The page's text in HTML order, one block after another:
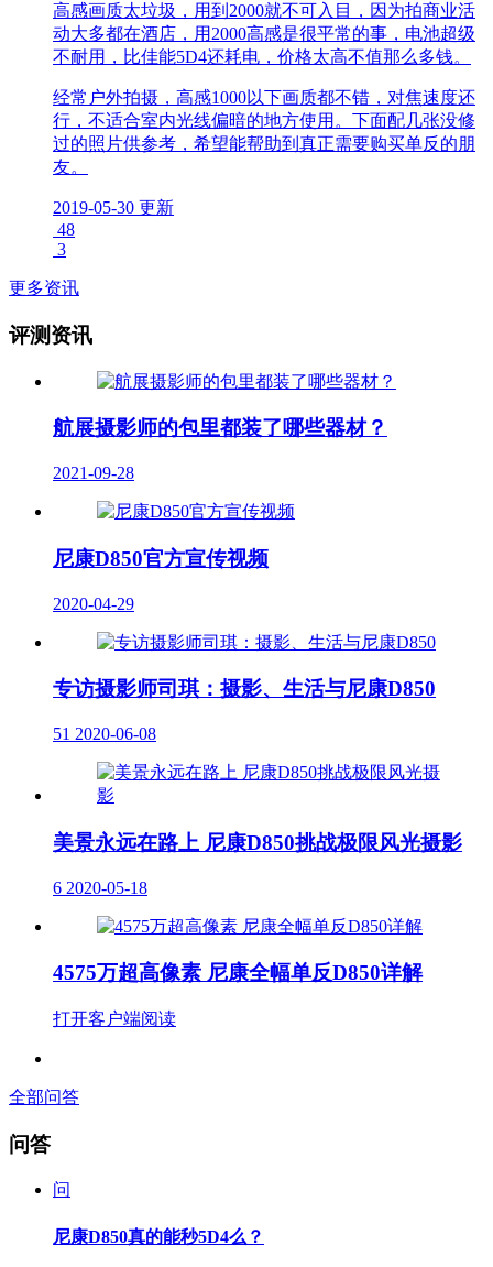
高感画质太垃圾，用到2000就不可入目，因为拍商业活
动大多都在酒店，用2000高感是很平常的事，电池超级
不耐用，比佳能5D4还耗电，价格太高不值那么多钱。
经常户外拍摄，高感1000以下画质都不错，对焦速度还
行，不适合室内光线偏暗的地方使用。下面配几张没修
过的照片供参考，希望能帮助到真正需要购买单反的朋
友。
2019-05-30 更新
48
3
更多资讯
评测资讯
航展摄影师的包里都装了哪些器材？
2021-09-28
尼康D850官方宣传视频
2020-04-29
专访摄影师司琪：摄影、生活与尼康D850
51 2020-06-08
美景永远在路上 尼康D850挑战极限风光摄影
6 2020-05-18
4575万超高像素 尼康全幅单反D850详解
打开客户端阅读
全部问答
问答
问
尼康D850真的能秒5D4么？